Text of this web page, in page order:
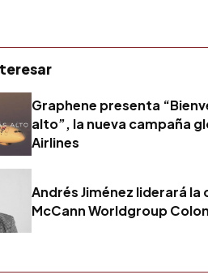
Graphene presenta
alto”, la nueva campaña
Airlines
Andrés Jiménez liderará la
McCann Worldgroup